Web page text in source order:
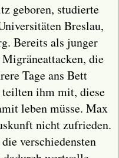
geboren, studierte
Breslau,
Bereits als junger
die
Tage ans Bett
teilten ihm mit, diese
leben müsse. Max
nicht zufrieden.
verschiedensten